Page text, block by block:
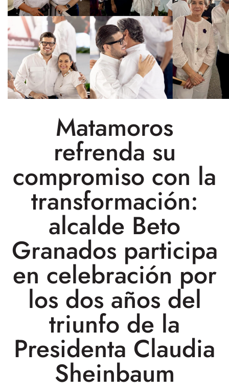
Matamoros
refrenda su
compromiso con la
transformación:
alcalde Beto
Granados participa
en celebración por
los dos años del
triunfo de la
Presidenta Claudia
Sheinbaum